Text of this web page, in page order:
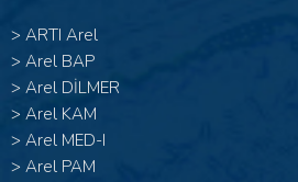
> ARTI Arel
> Arel BAP
> Arel DİLMER
> Arel KAM
> Arel MED-I
> Arel PAM